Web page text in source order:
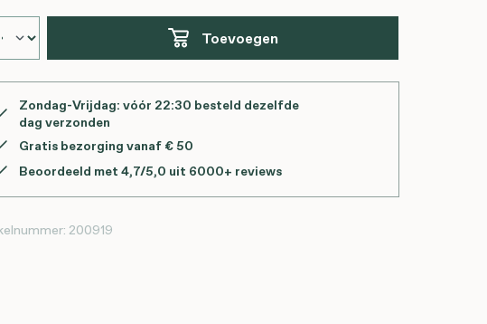
Toevoegen
Zondag-Vrijdag: vóór 22:30 besteld dezelfde
dag verzonden
Gratis bezorging vanaf € 50
Beoordeeld met 4,7/5,0 uit 6000+ reviews
200919